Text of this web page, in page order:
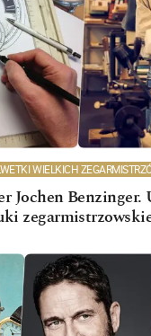
WIELKICH
Jochen Benzinger.